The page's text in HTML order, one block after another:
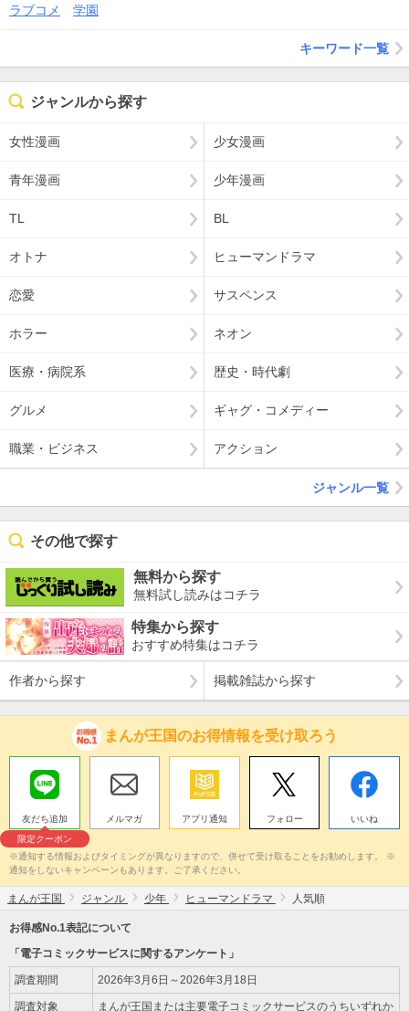
ラブコメ
学園
キーワード一覧
ジャンルから探す
女性漫画 少女漫画
青年漫画 少年漫画
TL BL
オトナ ヒューマンドラマ
恋愛 サスペンス
ホラー ネオン
医療・病院系 歴史・時代劇
グルメ ギャグ・コメディー
職業・ビジネス アクション
ジャンル一覧
その他で探す
無料から探す
無料試し読みはコチラ
特集から探す
おすすめ特集はコチラ
作者から探す 掲載雑誌から探す
まんが王国のお得情報を受け取ろう
友だち追加
限定クーポン
メルマガ アプリ通知 フォロー いいね
※通知する情報およびタイミングが異なりますので、併せて受け取ることをお勧めします。 ※
通知をしないキャンペーンもあります。ご了承ください。
まんが王国 ジャンル 少年 ヒューマンドラマ 人気順
お得感No.1表記について
「電子コミックサービスに関するアンケート」
調査期間 2026年3月6日～2026年3月18日
調査対象 まんが王国または主要電子コミックサービスのうちいずれか